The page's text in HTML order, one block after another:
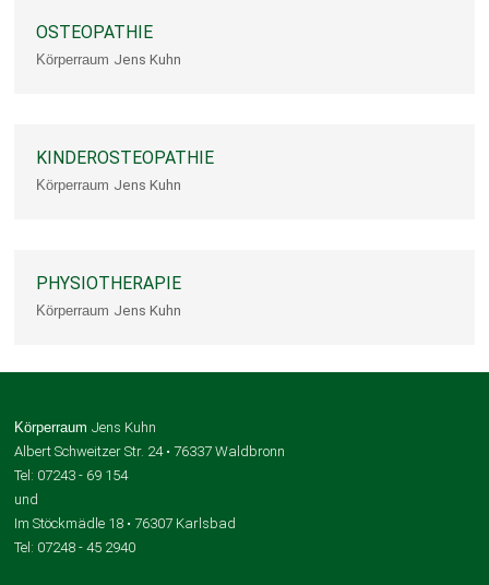
OSTEOPATHIE
Körperraum Jens Kuhn
KINDEROSTEOPATHIE
Körperraum Jens Kuhn
PHYSIOTHERAPIE
Körperraum Jens Kuhn
KörperraumJens Kuhn
Albert Schweitzer Str. 24 • 76337 Waldbronn
Tel: 07243 - 69 154
und
Im Stöckmädle 18 • 76307 Karlsbad
Tel: 07248 - 45 2940